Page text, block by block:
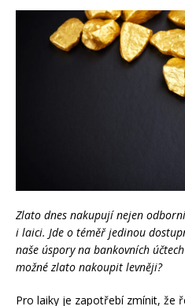
Zlato dnes nakupují nejen
i laici. Jde o téměř jedinou
naše úspory na bankovních
možné zlato nakoupit levněji?
Pro laiky je zapotřebí zmínit, že